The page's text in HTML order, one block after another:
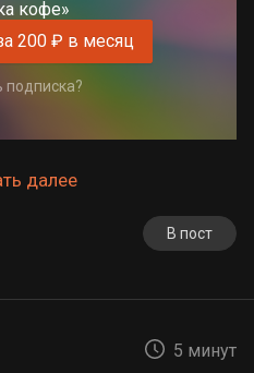
кофе»
200 ₽ в месяц
подписка?
далее
В пост
5 минут